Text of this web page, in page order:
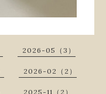
2026-05（3）
2026-02（2）
2025-11（2）